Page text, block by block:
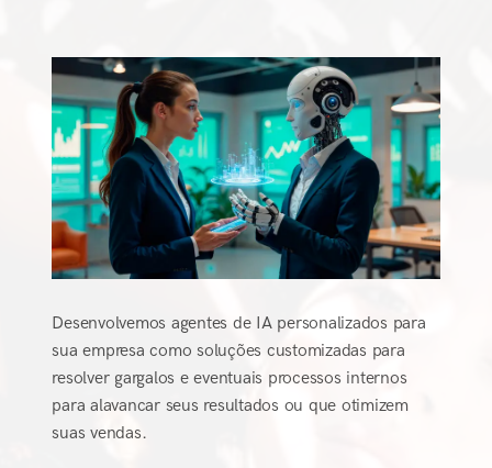
Desenvolvemos agentes de IA personalizados para
sua empresa como soluções customizadas para
resolver gargalos e eventuais processos internos
para alavancar seus resultados ou que otimizem
suas vendas.